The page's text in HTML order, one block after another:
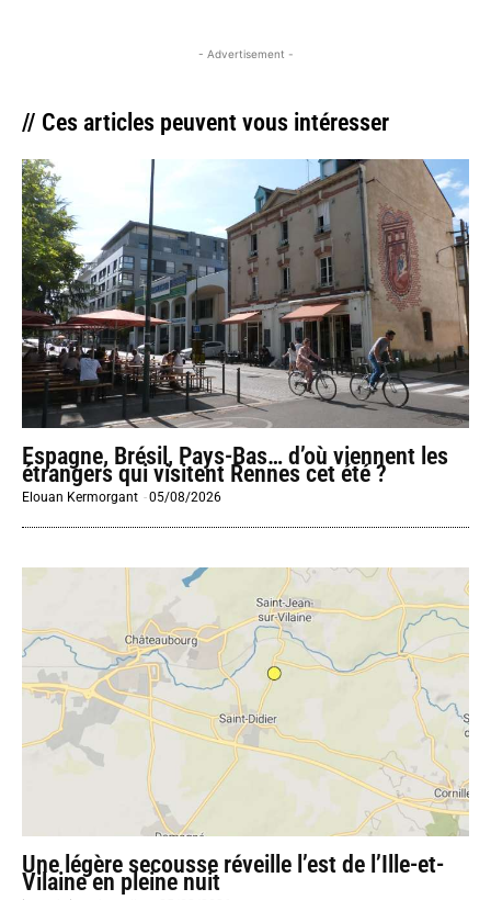
- Advertisement -
// Ces articles peuvent vous intéresser
Espagne, Brésil, Pays-Bas… d’où viennent les
étrangers qui visitent Rennes cet été ?
Elouan Kermorgant -05/08/2026
Une légère secousse réveille l’est de l’Ille-et-
Vilaine en pleine nuit